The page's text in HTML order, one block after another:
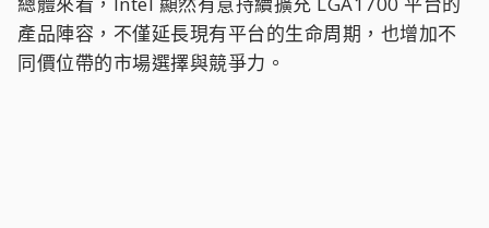
產品陣容，不僅延長現有平台的生命周期，也增加不
同價位帶的市場選擇與競爭力。